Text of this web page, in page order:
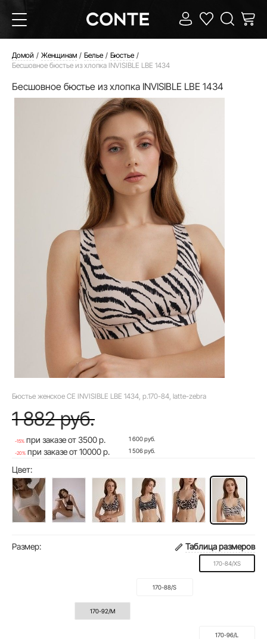
Домой Женщинам Белье
Бюстье
Бесшовное бюстье из хлопка INVISIBLE LBE 1434
Бесшовное бюстье из хлопка INVISIBLE LBE 1434
Бюстье женское CE INVISIBLE LBE 1434, р.170-84, latte-zebra
1 882 руб.
-15% при заказе от 3500 р. 1 600 руб.
-20% при заказе от 10000 р. 1 506 руб.
Цвет:
Размер: Таблица размеров
170-84/XS
170-88/S
170-92/M
170-96/L